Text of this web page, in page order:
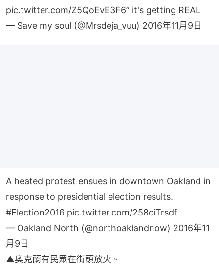
pic.twitter.com/Z5QoEvE3F6” it's getting REAL
— Save my soul (@Mrsdeja_vuu) 2016年11月9日
A heated protest ensues in downtown Oakland in
response to presidential election results.
#Election2016 pic.twitter.com/258ciTrsdf
— Oakland North (@northoaklandnow) 2016年11
月9日
▲奧克蘭有民眾在街頭放火。